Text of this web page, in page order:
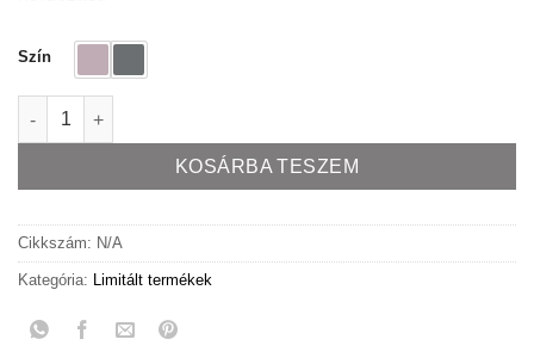
Szín
Egyszínű dupla spirál füzet mennyiség
KOSÁRBA TESZEM
Cikkszám: N/A
Kategória: Limitált termékek